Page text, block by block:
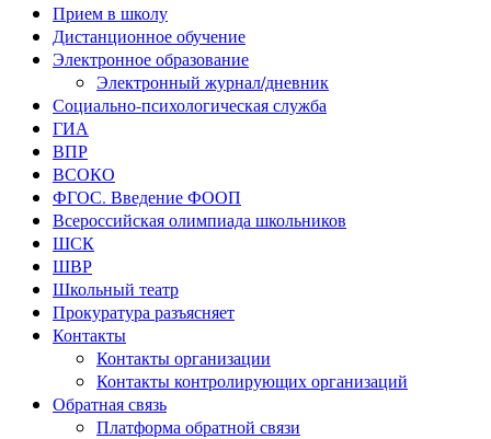
Прием в школу
Дистанционное обучение
Электронное образование
Электронный журнал/дневник
Социально-психологическая служба
ГИА
ВПР
ВСОКО
ФГОС. Введение ФООП
Всероссийская олимпиада школьников
ШСК
ШВР
Школьный театр
Прокуратура разъясняет
Контакты
Контакты организации
Контакты контролирующих организаций
Обратная связь
Платформа обратной связи